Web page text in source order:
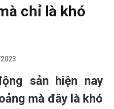
chỉ là khó
sản hiện nay
mà đây là khó